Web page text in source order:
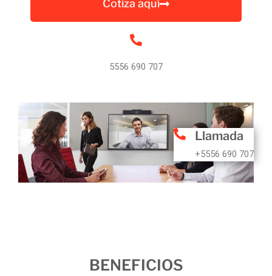
Cotiza aquí
5556 690 707
Llamada
+5556 690 707
BENEFICIOS